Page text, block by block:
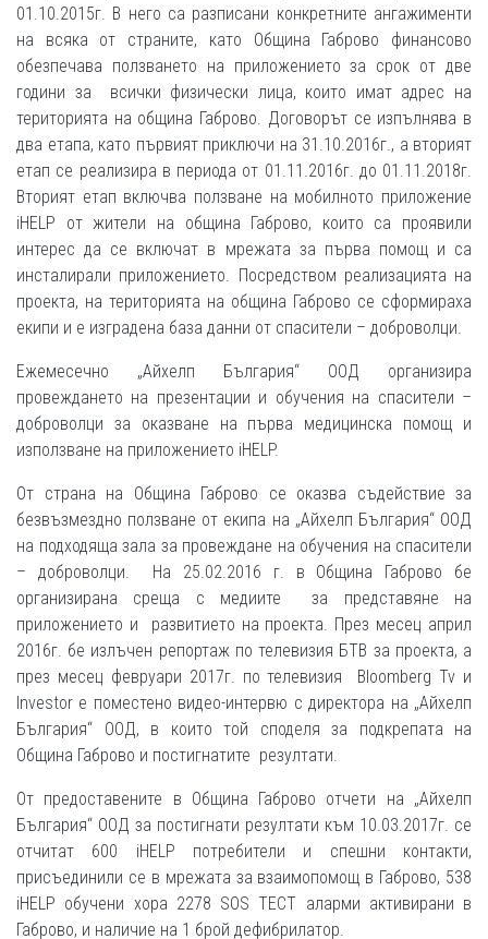
01.10.2015г. В него са разписани конкретните ангажименти
на всяка от страните, като Община Габрово финансово
обезпечава ползването на приложението за срок от две
години за всички физически лица, които имат адрес на
територията на община Габрово. Договорът се изпълнява в
два етапа, като първият приключи на 31.10.2016г., а вторият
етап се реализира в периода от 01.11.2016г. до 01.11.2018г.
Вторият етап включва ползване на мобилното приложение
iHELP от жители на община Габрово, които са проявили
интерес да се включат в мрежата за първа помощ и са
инсталирали приложението. Посредством реализацията на
проекта, на територията на община Габрово се сформираха
екипи и е изградена база данни от спасители – доброволци.
Ежемесечно „Айхелп България“ ООД организира
провеждането на презентации и обучения на спасители –
доброволци за оказване на първа медицинска помощ и
използване на приложението iHELP.
От страна на Община Габрово се оказва съдействие за
безвъзмездно ползване от екипа на „Айхелп България“ ООД
на подходяща зала за провеждане на обучения на спасители
– доброволци. На 25.02.2016 г. в Община Габрово бе
организирана среща с медиите за представяне на
приложението и развитието на проекта. През месец април
2016г. бе излъчен репортаж по телевизия БТВ за проекта, а
през месец февруари 2017г. по телевизия Bloomberg Tv и
Investor е поместено видео-интервю с директора на „Айхелп
България“ ООД, в които той споделя за подкрепата на
Община Габрово и постигнатите резултати.
От предоставените в Община Габрово отчети на „Айхелп
България“ ООД за постигнати резултати към 10.03.2017г. се
отчитат 600 iHELP потребители и спешни контакти,
присъединили се в мрежата за взаимопомощ в Габрово, 538
iHELP обучени хора 2278 SOS ТЕСТ аларми активирани в
Габрово, и наличие на 1 брой дефибрилатор.